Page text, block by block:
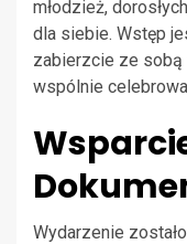
młodzież,
dla siebie. Wstęp
zabierzcie ze sobą
wspólnie
Wydarzenie